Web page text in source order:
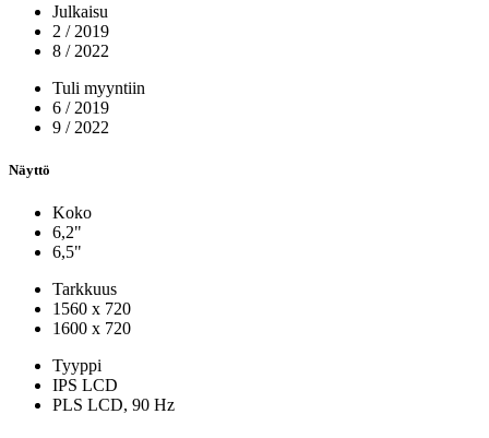
Julkaisu
2 / 2019
8 / 2022
Tuli myyntiin
6 / 2019
9 / 2022
Näyttö
Koko
6,2"
6,5"
Tarkkuus
1560 x 720
1600 x 720
Tyyppi
IPS LCD
PLS LCD, 90 Hz